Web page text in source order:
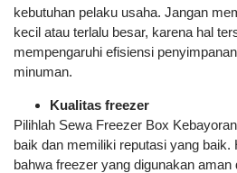
kebutuhan pelaku usaha. Jangan
kecil atau terlalu besar, karena hal
mempengaruhi efisiensi
minuman.
Kualitas freezer
Pilihlah Sewa Freezer Box
baik dan memiliki reputasi yang
bahwa freezer yang digunakan aman